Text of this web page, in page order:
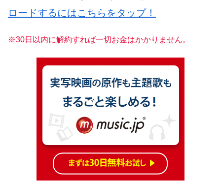
ロードするにはこちらをタップ！
※30日以内に解約すれば一切お金はかかりません。